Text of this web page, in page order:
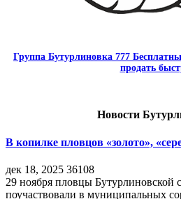
Группа Бутурлиновка 777
продать
Новости
В копилке пловцов «золото»,
дек 18, 2025 36108
29 ноября пловцы Бутурлиновской
поучаствовали в муниципальных